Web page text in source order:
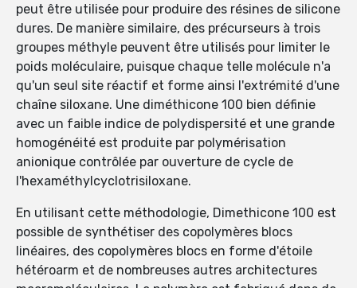
peut être utilisée pour produire des résines de silicone
dures. De manière similaire, des précurseurs à trois
groupes méthyle peuvent être utilisés pour limiter le
poids moléculaire, puisque chaque telle molécule n'a
qu'un seul site réactif et forme ainsi l'extrémité d'une
chaîne siloxane. Une diméthicone 100 bien définie
avec un faible indice de polydispersité et une grande
homogénéité est produite par polymérisation
anionique contrôlée par ouverture de cycle de
l'hexaméthylcyclotrisiloxane.
En utilisant cette méthodologie, Dimethicone 100 est
possible de synthétiser des copolymères blocs
linéaires, des copolymères blocs en forme d'étoile
hétéroarm et de nombreuses autres architectures